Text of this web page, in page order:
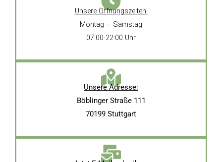
Unsere Öffnungszeiten:
Montag – Samstag
07:00-22:00 Uhr
Unsere Adresse:
Böblinger Straße 111
70199 Stuttgart